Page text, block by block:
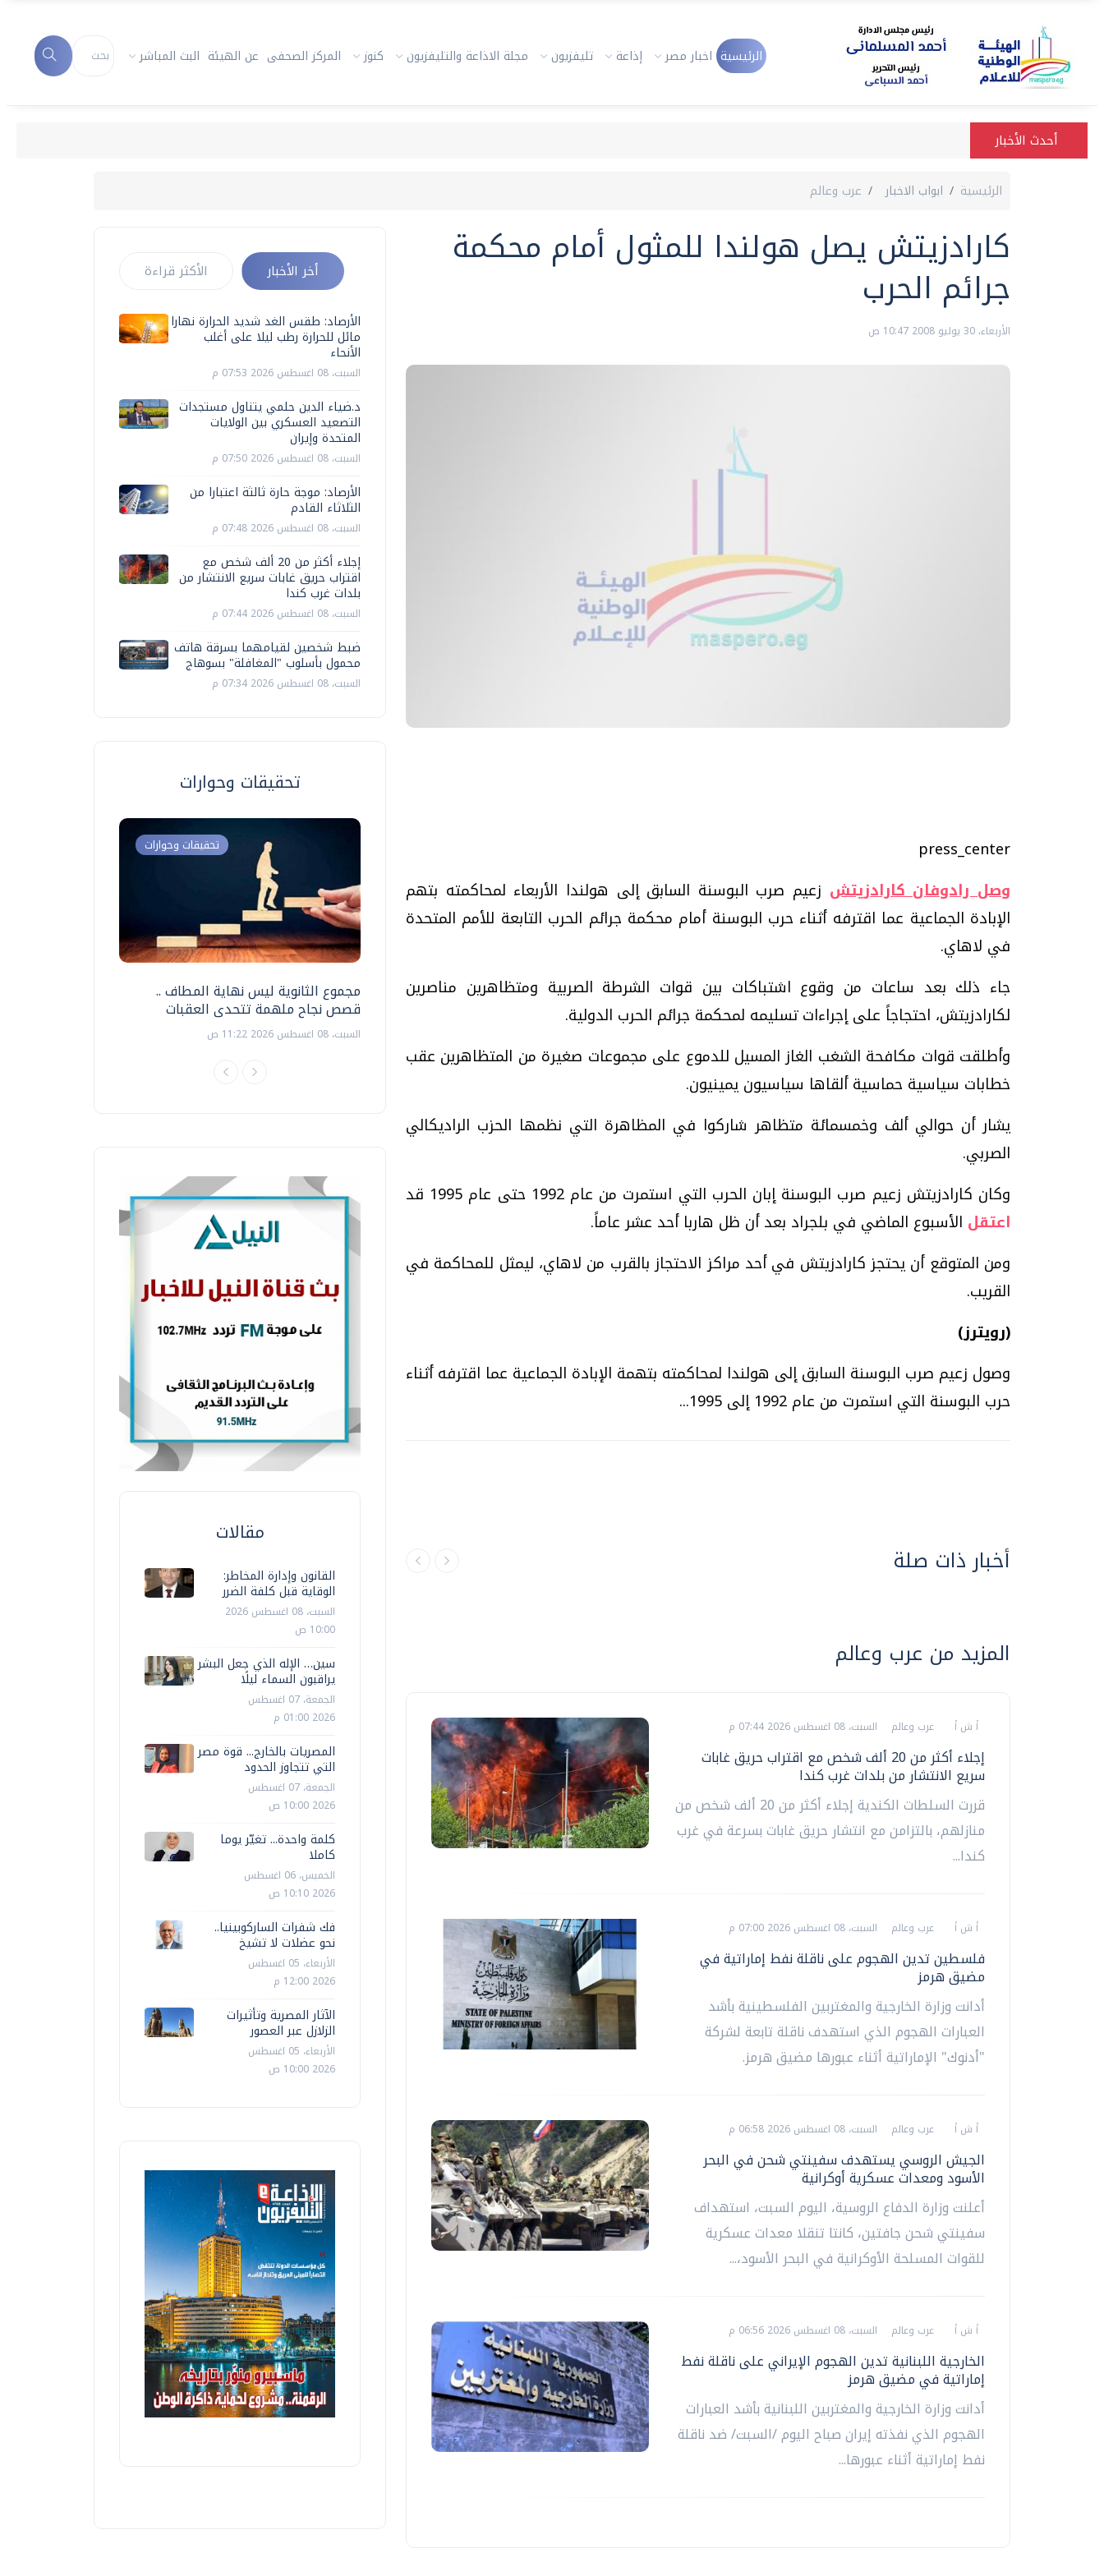
الرئيسية اخبار مصر إذاعة تليفزيون مجلة الاذاعة والتليفزيون كنوز المركز الصحفى عن الهيئة البث المباشر
أحدث الأخبار
الرئيسية ابواب الاخبار عرب وعالم
كارادزيتش يصل هولندا للمثول أمام محكمة
جرائم الحرب
الأربعاء، 30 يوليو 2008 10:47 ص
press_center
وصل رادوفان كارادزيتش زعيم صرب البوسنة السابق إلى هولندا الأربعاء لمحاكمته بتهم
الإبادة الجماعية عما اقترفه أثناء حرب البوسنة أمام محكمة جرائم الحرب التابعة للأمم المتحدة
في لاهاي.
جاء ذلك بعد ساعات من وقوع اشتباكات بين قوات الشرطة الصربية ومتظاهرين مناصرين
لكارادزيتش، احتجاجاً على إجراءات تسليمه لمحكمة جرائم الحرب الدولية.
وأطلقت قوات مكافحة الشغب الغاز المسيل للدموع على مجموعات صغيرة من المتظاهرين عقب
خطابات سياسية حماسية ألقاها سياسيون يمينيون.
يشار أن حوالي ألف وخمسمائة متظاهر شاركوا في المظاهرة التي نظمها الحزب الراديكالي
الصربي.
وكان كارادزيتش زعيم صرب البوسنة إبان الحرب التي استمرت من عام 1992 حتى عام 1995 قد
اعتقل الأسبوع الماضي في بلجراد بعد أن ظل هاربا أحد عشر عاماً.
ومن المتوقع أن يحتجز كارادزيتش في أحد مراكز الاحتجاز بالقرب من لاهاي، ليمثل للمحاكمة في
القريب.
(رويترز)
وصول زعيم صرب البوسنة السابق إلى هولندا لمحاكمته بتهمة الإبادة الجماعية عما اقترفه أثناء
حرب البوسنة التي استمرت من عام 1992 إلى 1995...
أخبار ذات صلة
المزيد من عرب وعالم
أ ش أ عرب وعالم السبت، 08 اغسطس 2026 07:44 م
إجلاء أكثر من 20 ألف شخص مع اقتراب حريق غابات
سريع الانتشار من بلدات غرب كندا
قررت السلطات الكندية إجلاء أكثر من 20 ألف شخص من
منازلهم، بالتزامن مع انتشار حريق غابات بسرعة في غرب
كندا...
أ ش أ عرب وعالم السبت، 08 اغسطس 2026 07:00 م
فلسطين تدين الهجوم على ناقلة نفط إماراتية في
مضيق هرمز
أدانت وزارة الخارجية والمغتربين الفلسطينية بأشد
العبارات الهجوم الذي استهدف ناقلة تابعة لشركة
"أدنوك" الإماراتية أثناء عبورها مضيق هرمز.
أ ش أ عرب وعالم السبت، 08 اغسطس 2026 06:58 م
الجيش الروسي يستهدف سفينتي شحن في البحر
الأسود ومعدات عسكرية أوكرانية
أعلنت وزارة الدفاع الروسية، اليوم السبت، استهداف
سفينتي شحن جافتين، كانتا تنقلا معدات عسكرية
للقوات المسلحة الأوكرانية في البحر الأسود،...
أ ش أ عرب وعالم السبت، 08 اغسطس 2026 06:56 م
الخارجية اللبنانية تدين الهجوم الإيراني على ناقلة نفط
إماراتية في مضيق هرمز
أدانت وزارة الخارجية والمغتربين اللبنانية بأشد العبارات
الهجوم الذي نفذته إيران صباح اليوم /السبت/ ضد ناقلة
نفط إماراتية أثناء عبورها...
أخر الأخبار الأكثر قراءة
الأرصاد: طقس الغد شديد الحرارة نهارا
مائل للحرارة رطب ليلا على أغلب
الأنحاء
السبت، 08 اغسطس 2026 07:53 م
د.ضياء الدين حلمي يتناول مستجدات
التصعيد العسكري بين الولايات
المتحدة وإيران
السبت، 08 اغسطس 2026 07:50 م
الأرصاد: موجة حارة ثالثة اعتبارا من
الثلاثاء القادم
السبت، 08 اغسطس 2026 07:48 م
إجلاء أكثر من 20 ألف شخص مع
اقتراب حريق غابات سريع الانتشار من
بلدات غرب كندا
السبت، 08 اغسطس 2026 07:44 م
ضبط شخصين لقيامهما بسرقة هاتف
محمول بأسلوب "المغافلة" بسوهاج
السبت، 08 اغسطس 2026 07:34 م
تحقيقات وحوارات
تحقيقات وحوارات
مجموع الثانوية ليس نهاية المطاف ..
قصص نجاح ملهمة تتحدى العقبات
السبت، 08 اغسطس 2026 11:22 ص
بعد إشعارات "جوجل" .. هل يمكن التنبوء
بالزلازل وكيف نتعامل معها؟
دليلك للتنسيق الجامعي .. تساؤلات
وإجابات
تحقيقات وحوارات
فيديو.. الإعلام الرقمي.. تقنيات واعدة
وتحديات هائلة
مقالات
القانون وإدارة المخاطر:
الوقاية قبل كلفة الضرر
السبت، 08 اغسطس 2026
10:00 ص
سين… الإله الذي جعل البشر
يراقبون السماء ليلًا
الجمعة، 07 اغسطس
2026 01:00 م
المصريات بالخارج... قوة مصر
التي تتجاوز الحدود
الجمعة، 07 اغسطس
2026 10:00 ص
كلمة واحدة... تغيّر يوما
كاملا
الخميس، 06 اغسطس
2026 10:10 ص
فك شفرات الساركوبينيا..
نحو عضلات لا تشيخ
الأربعاء، 05 اغسطس
2026 12:00 م
الآثار المصرية وتأثيرات
الزلازل عبر العصور
الأربعاء، 05 اغسطس
2026 10:00 ص